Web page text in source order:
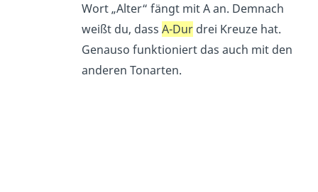
Wort „Alter“ fängt mit A an. Demnach
weißt du, dass A-Dur drei Kreuze hat.
Genauso funktioniert das auch mit den
anderen Tonarten.